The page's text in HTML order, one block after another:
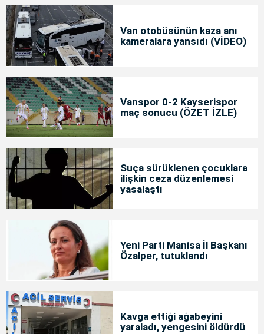
Van otobüsünün kaza anı
kameralara yansıdı (VİDEO)
Vanspor 0-2 Kayserispor
maç sonucu (ÖZET İZLE)
Suça sürüklenen çocuklara
ilişkin ceza düzenlemesi
yasalaştı
Yeni Parti Manisa İl Başkanı
Özalper, tutuklandı
Kavga ettiği ağabeyini
yaraladı, yengesini öldürdü